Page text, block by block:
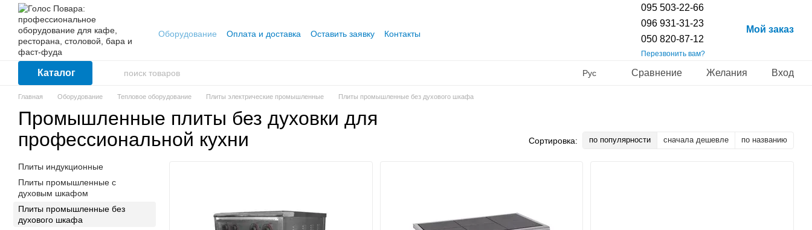
Перейти к основному контенту
Оборудование Оплата и доставка Оставить заявку Контакты
095 503-22-66
096 931-31-23
050 820-87-12
Перезвонить вам?
Мой заказ
Каталог Рус Сравнение Желания Вход
Главная Оборудование Тепловое оборудование Плиты электрические промышленные Плиты промышленные без духового шкафа
Промышленные плиты без духовки для
профессиональной кухни
Сортировка: по популярности сначала дешевле по названию
Плиты индукционные
Плиты промышленные с
духовым шкафом
Плиты промышленные без
духового шкафа